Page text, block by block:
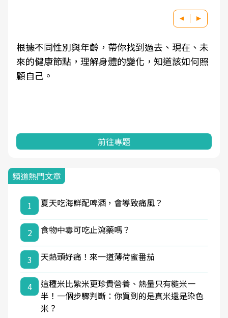
根據不同性別與年齡，帶你找到過去、現在、未
來的健康節點，理解身體的變化，知道該如何照
顧自己。
前往專題
頻道熱門文章
1 夏天吃海鮮配啤酒，會導致痛風？
2 食物中毒可吃止瀉藥嗎？
3 天熱頭好痛！來一道薄荷蜜番茄
4
這種米比紫米更珍貴營養、熱量只有糙米一
半！一個步驟判斷：你買到的是真米還是染色
米？